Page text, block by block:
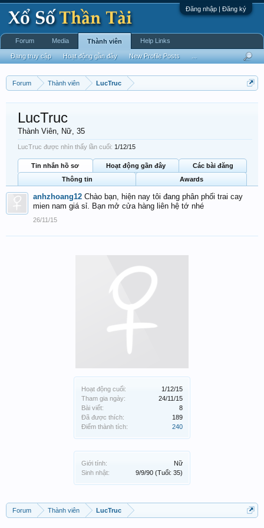
Đăng nhập | Đăng ký
Forum Thành viên LucTruc
Hoạt động cuối:
1/12/15
Tham gia ngày:
24/11/15
Bài viết:
8
Đã được thích:
189
Điểm thành tích:
240
Giới tính:
Nữ
Sinh nhật:
9/9/90 (Tuổi: 35)
LucTruc
Thành Viên, Nữ, 35
LucTruc được nhìn thấy lần cuối: 1/12/15
Tin nhắn hồ sơ Hoạt động gần đây
Các bài đăng
Thông tin
Awards
anhzhoang12 Chào bạn, hiện nay tôi đang phân phối trai cay
mien nam giá sỉ. Bạn mở cửa hàng liên hệ tớ nhé
26/11/15
Forum Thành viên LucTruc
Forum Media Thành viên
Đang truy cập Hoạt động gần đây New Profile Posts
Help Links